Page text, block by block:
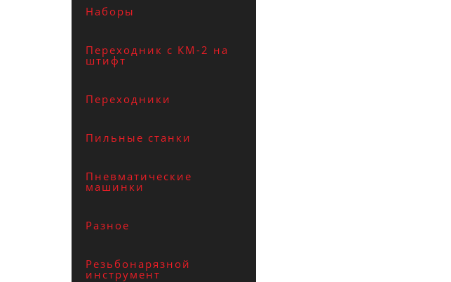
Наборы
Переходник с КМ-2 на
штифт
Переходники
Пильные станки
Пневматические
машинки
Разное
Резьбонарязной
инструмент